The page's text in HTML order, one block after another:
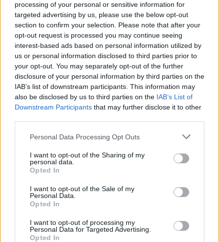
processing of your personal or sensitive information for
targeted advertising by us, please use the below opt-out
section to confirm your selection. Please note that after your
opt-out request is processed you may continue seeing
interest-based ads based on personal information utilized by
us or personal information disclosed to third parties prior to
your opt-out. You may separately opt-out of the further
disclosure of your personal information by third parties on the
IAB’s list of downstream participants. This information may
also be disclosed by us to third parties on the IAB’s List of
Downstream Participants that may further disclose it to other
Please note that this website/app uses one or more Google
not limited to your visit or usage behaviour. You may click to
grant or deny consent to Google and its third-party tags to
use your data for below specified purposes in below Google
consent section.
Personal Data Processing Opt Outs
I want to opt-out of the Sharing of my
personal data.
Opted In
I want to opt-out of the Sale of my
Personal Data.
Opted In
I want to opt-out of processing my
Personal Data for Targeted Advertising.
Opted In